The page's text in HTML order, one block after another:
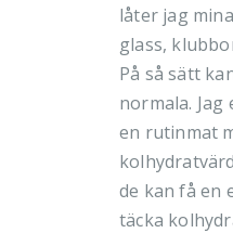
låter jag
glass,
På så sätt
normala.
en rutinmat
de kan få en
täcka